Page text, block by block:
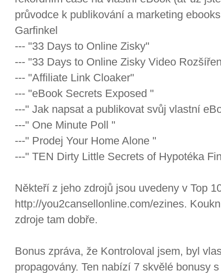
průvodce k publikování a marketing
Garfinkel
--- "33 Days to Online Zisky"
--- "33 Days to Online Zisky Video
--- "Affiliate Link Cloaker"
--- "eBook Secrets Exposed "
---" Jak napsat a publikovat svůj vlastní
---" One Minute Poll "
---" Prodej Your Home Alone "
---" TEN Dirty Little Secrets of Hypotéka
Někteří z jeho zdrojů jsou uvedeny v Top
http://you2cansellonline.com/ezines.
zdroje tam dobře.
Bonus zpráva, že Kontroloval jsem, byl
propagovány. Ten nabízí 7 skvělé bonusy